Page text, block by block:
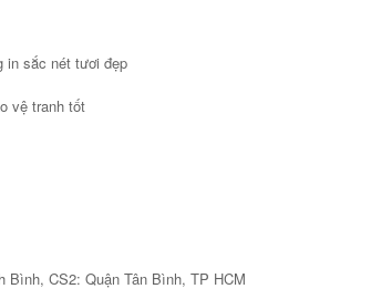
in sắc nét tươi đẹp
vệ tranh tốt
CS2: Quận Tân Bình, TP HCM